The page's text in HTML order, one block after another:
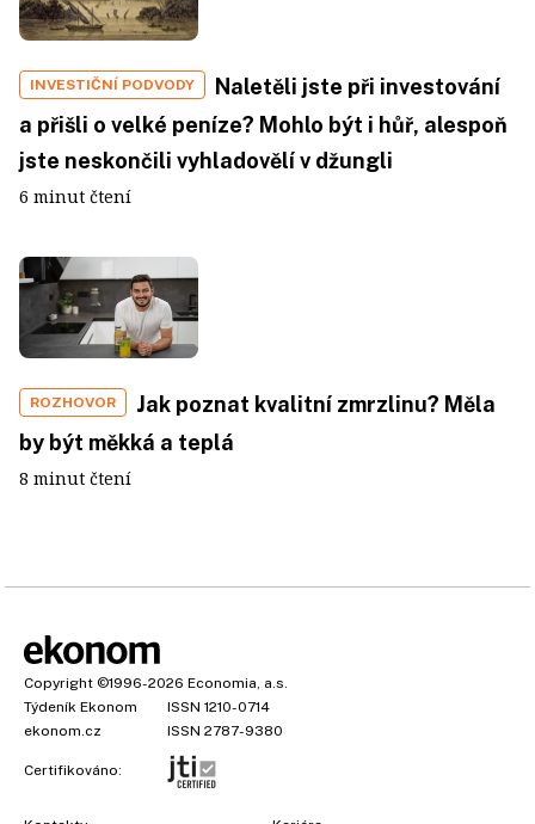
INVESTIČNÍ PODVODY
Naletěli jste při investování
a přišli o velké peníze? Mohlo být i hůř, alespoň
jste neskončili vyhladovělí v džungli
6 minut čtení
ROZHOVOR
Jak poznat kvalitní zmrzlinu? Měla
by být měkká a teplá
8 minut čtení
Copyright ©1996-2026 Economia, a.s.
Týdeník Ekonom
ISSN 1210-0714
ekonom.cz
ISSN 2787-9380
Certifikováno: